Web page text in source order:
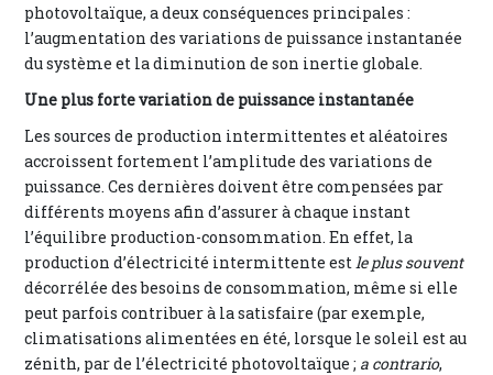
photovoltaïque, a deux conséquences principales :
l’augmentation des variations de puissance instantanée
du système et la diminution de son inertie globale.
Une plus forte variation de puissance instantanée
Les sources de production intermittentes et aléatoires
accroissent fortement l’amplitude des variations de
puissance. Ces dernières doivent être compensées par
différents moyens afin d’assurer à chaque instant
l’équilibre production-consommation. En effet, la
production d’électricité intermittente est le plus souvent
décorrélée des besoins de consommation, même si elle
peut parfois contribuer à la satisfaire (par exemple,
climatisations alimentées en été, lorsque le soleil est au
zénith, par de l’électricité photovoltaïque ; a contrario,